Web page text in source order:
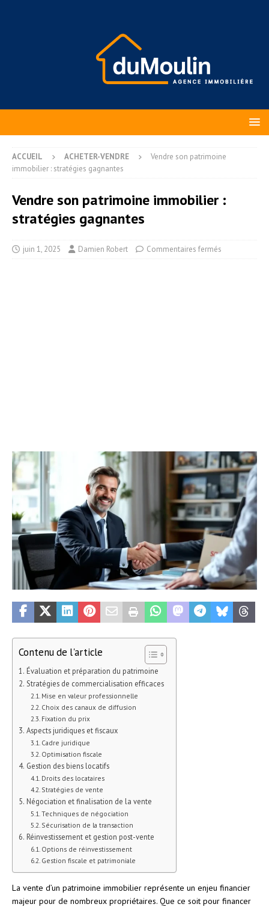
ACCUEIL ACHETER-VENDRE
Vendre son patrimoine
immobilier : stratégies gagnantes
Vendre son patrimoine immobilier :
stratégies gagnantes
juin 1, 2025 Damien Robert Commentaires fermés
Contenu de l'article
Évaluation et préparation du patrimoine
Stratégies de commercialisation efficaces
Mise en valeur professionnelle
Choix des canaux de diffusion
Fixation du prix
Aspects juridiques et fiscaux
Cadre juridique
Optimisation fiscale
Gestion des biens locatifs
Droits des locataires
Stratégies de vente
Négociation et finalisation de la vente
Techniques de négociation
Sécurisation de la transaction
Réinvestissement et gestion post-vente
Options de réinvestissement
Gestion fiscale et patrimoniale
La vente d’un patrimoine immobilier représente un enjeu financier
majeur pour de nombreux propriétaires. Que ce soit pour financer